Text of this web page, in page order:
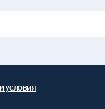
условия